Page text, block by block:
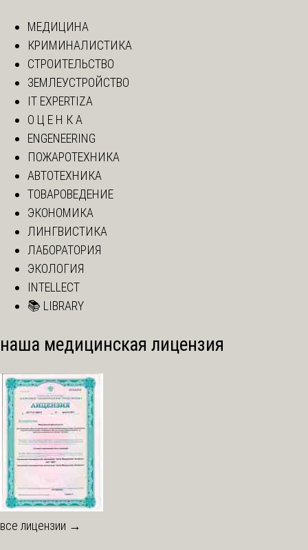
МЕДИЦИНА
КРИМИНАЛИСТИКА
СТРОИТЕЛЬСТВО
ЗЕМЛЕУСТРОЙСТВО
IT EXPERTIZA
О Ц Е Н К А
ENGENEERING
ПОЖАРОТЕХНИКА
АВТОТЕХНИКА
ТОВАРОВЕДЕНИЕ
ЭКОНОМИКА
ЛИНГВИСТИКА
ЛАБОРАТОРИЯ
ЭКОЛОГИЯ
INTELLECT
📚 LIBRARY
наша медицинская лицензия
все лицензии →